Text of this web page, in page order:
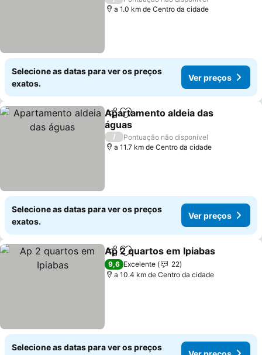
a 1.0 km de Centro da cidade
Selecione as datas para ver os preços
exatos.
Ver preços
PartilharAdicionar aos favoritos
Apartamento aldeia das
águas
Ver preços
/
Pontuação não disponível
a 11.7 km de Centro da cidade
Selecione as datas para ver os preços
exatos.
Ver preços
PartilharAdicionar aos favoritos
Ap 2 quartos em Ipiabas
9,6 Excelente
22
a 10.4 km de Centro da cidade
Selecione as datas para ver os preços